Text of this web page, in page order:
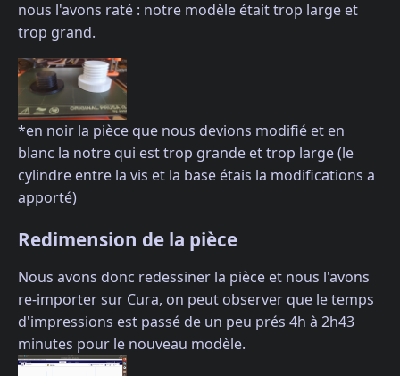
nous l'avons raté : notre modèle était trop large et
trop grand.
*en noir la pièce que nous devions modifié et en
blanc la notre qui est trop grande et trop large (le
cylindre entre la vis et la base étais la modifications a
apporté)
Redimension de la pièce
Nous avons donc redessiner la pièce et nous l'avons
re-importer sur Cura, on peut observer que le temps
d'impressions est passé de un peu prés 4h à 2h43
minutes pour le nouveau modèle.